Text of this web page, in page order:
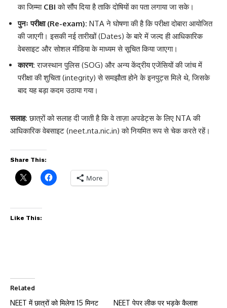
का जिम्मा CBI को सौंप दिया है ताकि दोषियों का पता लगाया जा सके।
पुनः परीक्षा (Re-exam): NTA ने घोषणा की है कि परीक्षा दोबारा आयोजित
की जाएगी। इसकी नई तारीखों (Dates) के बारे में जल्द ही आधिकारिक
वेबसाइट और सोशल मीडिया के माध्यम से सूचित किया जाएगा।
कारण: राजस्थान पुलिस (SOG) और अन्य केंद्रीय एजेंसियों की जांच में
परीक्षा की शुचिता (integrity) से समझौता होने के इनपुट्स मिले थे, जिसके
बाद यह बड़ा कदम उठाया गया।
सलाह: छात्रों को सलाह दी जाती है कि वे ताज़ा अपडेट्स के लिए NTA की
आधिकारिक वेबसाइट (neet.nta.nic.in) को नियमित रूप से चेक करते रहें।
Share This:
More
Like This:
Related
NEET में छात्रों को मिलेगा 15 मिनट
NEET पेपर लीक पर भड़के कैलाश